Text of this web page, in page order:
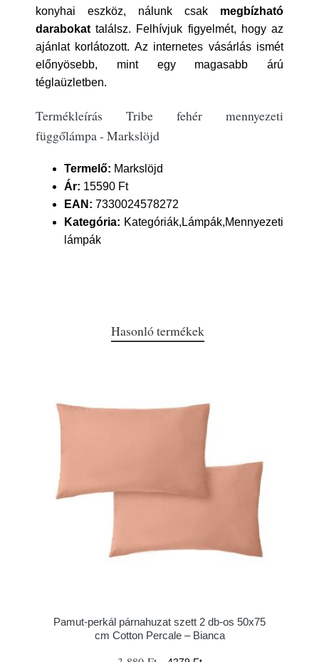
konyhai eszköz, nálunk csak megbízható
darabokat találsz. Felhívjuk figyelmét, hogy az
ajánlat korlátozott. Az internetes vásárlás ismét
előnyösebb, mint egy magasabb árú
téglaüzletben.
Termékleírás Tribe fehér mennyezeti
függőlámpa - Markslöjd
Termelő: Markslöjd
Ár: 15590 Ft
EAN: 7330024578272
Kategória: Kategóriák,Lámpák,Mennyezeti
lámpák
Hasonló termékek
Pamut-perkál párnahuzat szett 2 db-os 50x75
cm Cotton Percale – Bianca